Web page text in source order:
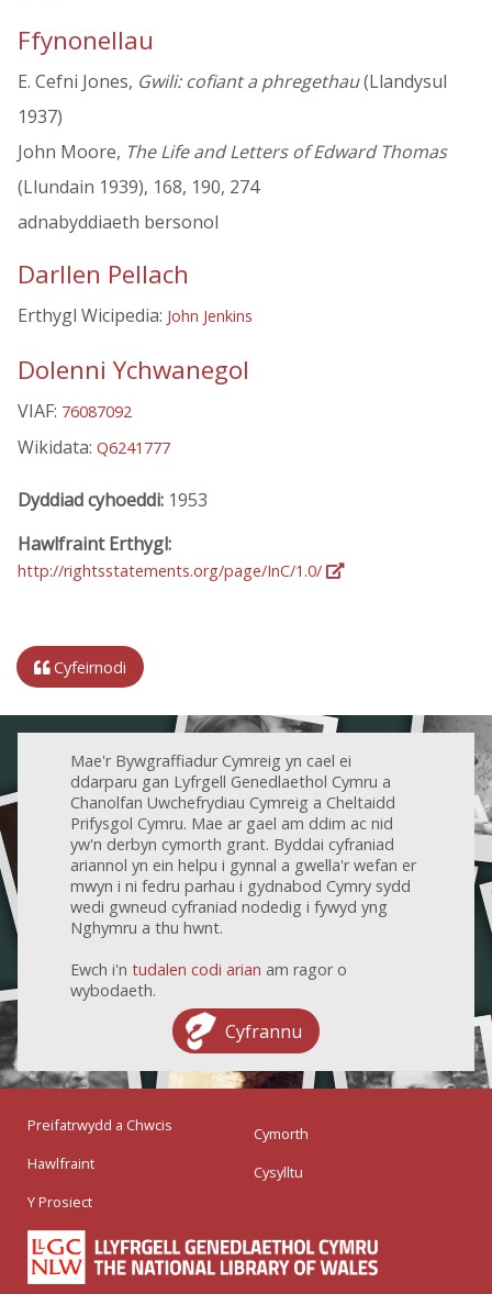
Ffynonellau
E. Cefni Jones, Gwili: cofiant a phregethau(Llandysul
1937)
John Moore, The Life and Letters of Edward Thomas
(Llundain 1939), 168, 190, 274
adnabyddiaeth bersonol
Darllen Pellach
Erthygl Wicipedia: John Jenkins
Dolenni Ychwanegol
VIAF: 76087092
Wikidata: Q6241777
Dyddiad cyhoeddi: 1953
Hawlfraint Erthygl:
http://rightsstatements.org/page/InC/1.0/
Cyfeirnodi
Mae'r Bywgraffiadur Cymreig yn cael ei
ddarparu gan Lyfrgell Genedlaethol Cymru a
Chanolfan Uwchefrydiau Cymreig a Cheltaidd
Prifysgol Cymru. Mae ar gael am ddim ac nid
yw'n derbyn cymorth grant. Byddai cyfraniad
ariannol yn ein helpu i gynnal a gwella'r wefan er
mwyn i ni fedru parhau i gydnabod Cymry sydd
wedi gwneud cyfraniad nodedig i fywyd yng
Nghymru a thu hwnt.
Ewch i'n tudalen codi arian am ragor o
wybodaeth.
Cyfrannu
Preifatrwydd a Chwcis
Hawlfraint
Y Prosiect
Cymorth
Cysylltu